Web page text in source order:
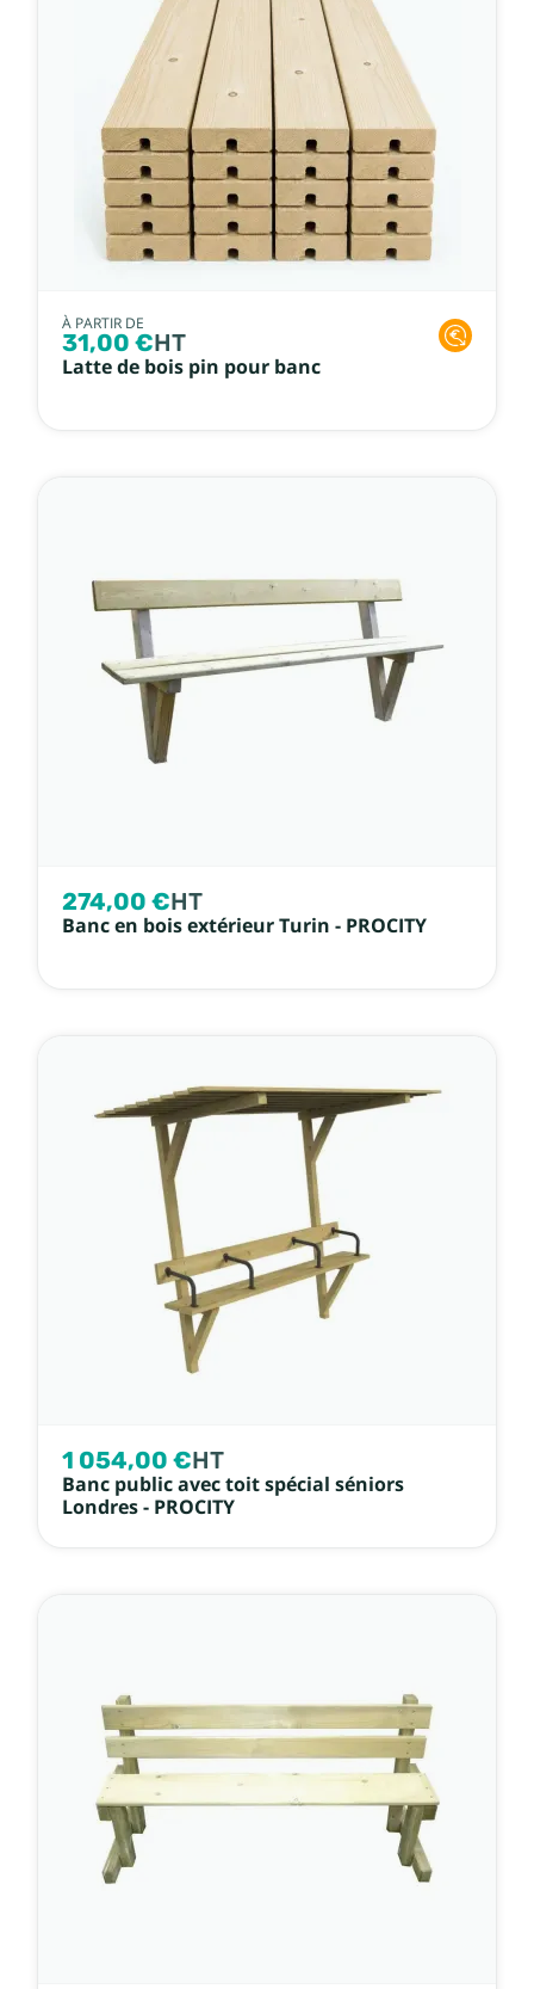
À PARTIR DE
31,00 €HT
Latte de bois pin pour banc
274,00 €HT
Banc en bois extérieur Turin - PROCITY
1 054,00 €HT
Banc public avec toit spécial séniors
Londres - PROCITY